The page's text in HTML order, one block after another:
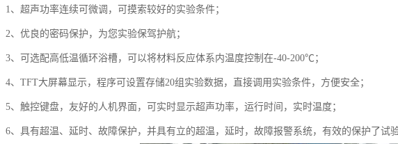
1、超声功率连续可微调，可摸索较好的实验条件；
2、优良的密码保护，为您实验保驾护航；
3、可选配高低温循环浴槽，可以将材料反应体系内温度控制在-40-200℃；
4、TFT大屏幕显示，程序可设置存储20组实验数据，直接调用实验条件，方便安全；
5、触控键盘，友好的人机界面，可实时显示超声功率，运行时间，实时温度；
6、具有超温、延时、故障保护，并具有立的超温，延时，故障报警系统，有效的保护了试